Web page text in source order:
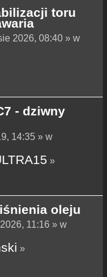
toru
2026, 08:40 » w
- dziwny
14:35 » w
»
oleju
11:16 » w
»